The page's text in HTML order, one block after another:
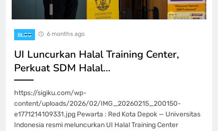
BLOG 6 months ago
UI Luncurkan Halal Training Center,
Perkuat SDM Halal…
https://sigiku.com/wp-
content/uploads/2026/02/IMG_20260215_200150-
e1771214109331.jpg Pewarta : Red Kota Depok — Universitas
Indonesia resmi meluncurkan UI Halal Training Center